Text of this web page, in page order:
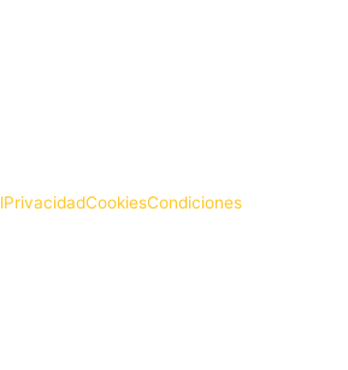
PrivacidadCookiesCondiciones